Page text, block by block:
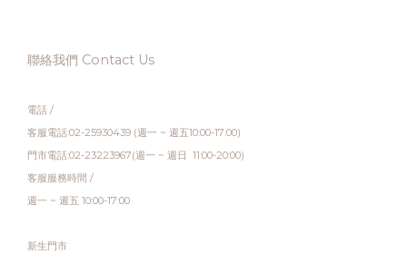
聯絡我們 Contact Us
電話 /
客服電話:02-25930439 (週一 ~ 週五10:00-17:00)
門市電話:02-23223967(週一 ~ 週日 11:00-20:00)
客服服務時間 /
週一 ~ 週五 10:00-17:00
新生門市